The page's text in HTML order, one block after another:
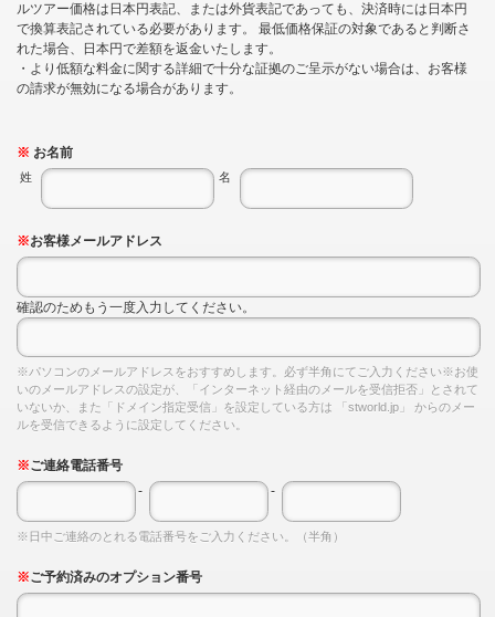
ルツアー価格は日本円表記、または外貨表記であっても、決済時には日本円
で換算表記されている必要があります。 最低価格保証の対象であると判断さ
れた場合、日本円で差額を返金いたします。
・より低額な料金に関する詳細で十分な証拠のご呈示がない場合は、お客様
の請求が無効になる場合があります。
※ お名前
姓 名
※お客様メールアドレス
確認のためもう一度入力してください。
※パソコンのメールアドレスをおすすめします。必ず半角にてご入力ください ※お使
いのメールアドレスの設定が、「インターネット経由のメールを受信拒否」とされて
いないか、また「ドメイン指定受信」を設定している方は 「stworld.jp」 からのメー
ルを受信できるように設定してください。
※ご連絡電話番号
-
-
※日中ご連絡のとれる電話番号をご入力ください。（半角）
※ご予約済みのオプション番号